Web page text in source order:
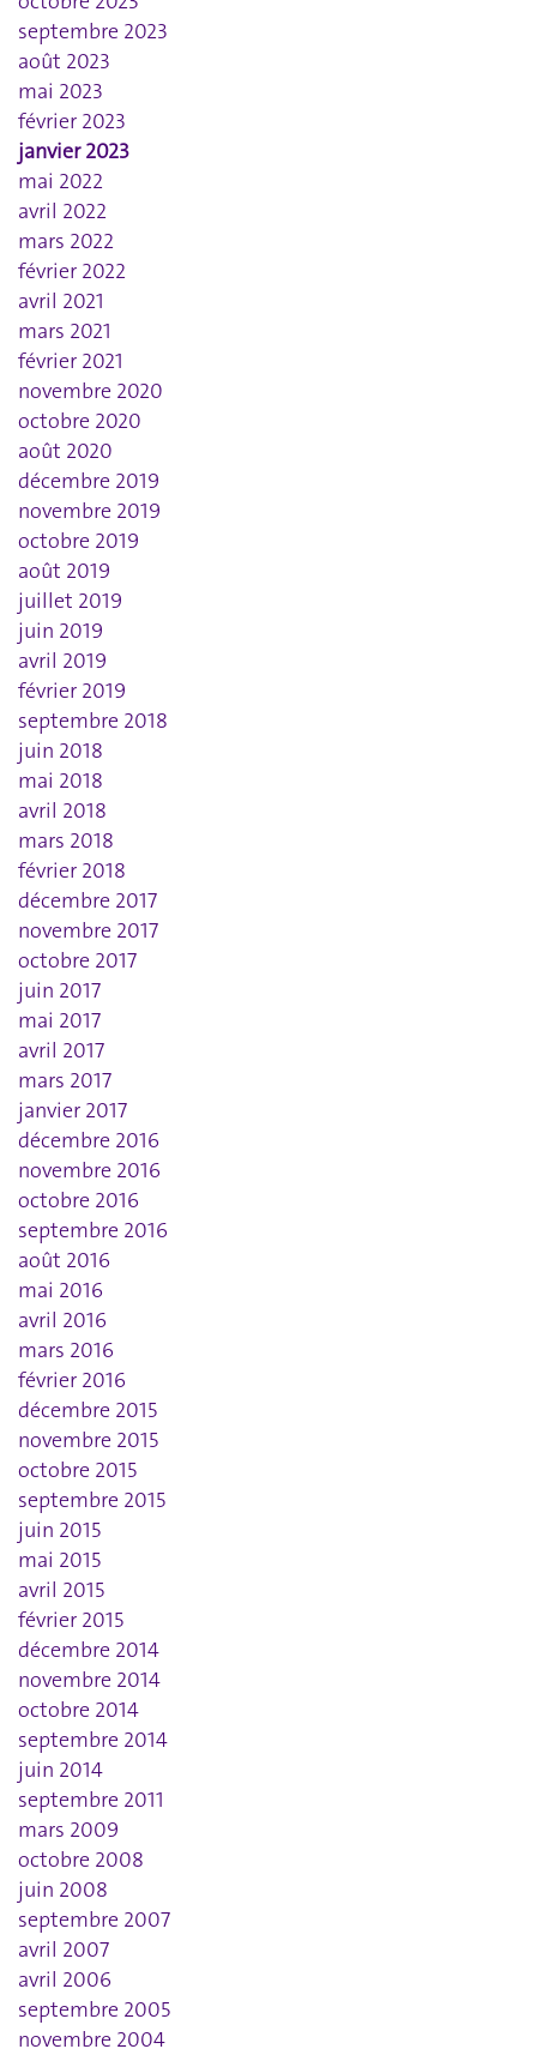
septembre 2023
août 2023
mai 2023
février 2023
janvier 2023
mai 2022
avril 2022
mars 2022
février 2022
avril 2021
mars 2021
février 2021
novembre 2020
octobre 2020
août 2020
décembre 2019
novembre 2019
octobre 2019
août 2019
juillet 2019
juin 2019
avril 2019
février 2019
septembre 2018
juin 2018
mai 2018
avril 2018
mars 2018
février 2018
décembre 2017
novembre 2017
octobre 2017
juin 2017
mai 2017
avril 2017
mars 2017
janvier 2017
décembre 2016
novembre 2016
octobre 2016
septembre 2016
août 2016
mai 2016
avril 2016
mars 2016
février 2016
décembre 2015
novembre 2015
octobre 2015
septembre 2015
juin 2015
mai 2015
avril 2015
février 2015
décembre 2014
novembre 2014
octobre 2014
septembre 2014
juin 2014
septembre 2011
mars 2009
octobre 2008
juin 2008
septembre 2007
avril 2007
avril 2006
septembre 2005
novembre 2004